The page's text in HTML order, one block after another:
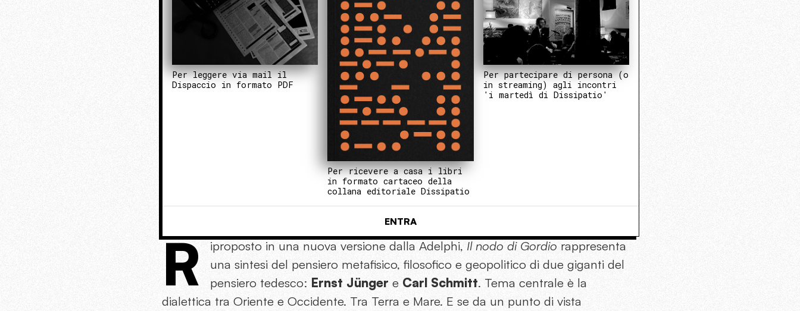
Per leggere via mail il
Dispaccio in formato PDF
Per ricevere a casa i libri
in formato cartaceo della
collana editoriale Dissipatio
Per partecipare di persona (o
in streaming) agli incontri
'i martedì di Dissipatio'
ENTRA
R iproposto in una nuova versione dalla Adelphi, Il nodo di Gordio rappresenta
una sintesi del pensiero metafisico, filosofico e geopolitico di due giganti del
pensiero tedesco: Ernst Jünger e Carl Schmitt. Tema centrale è la
dialettica tra Oriente e Occidente. Tra Terra e Mare. E se da un punto di vista